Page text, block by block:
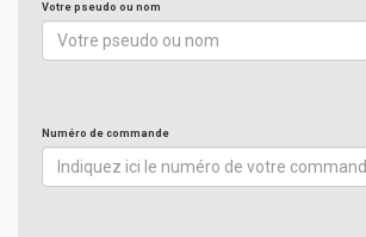
Votre pseudo ou nom
Numéro de commande